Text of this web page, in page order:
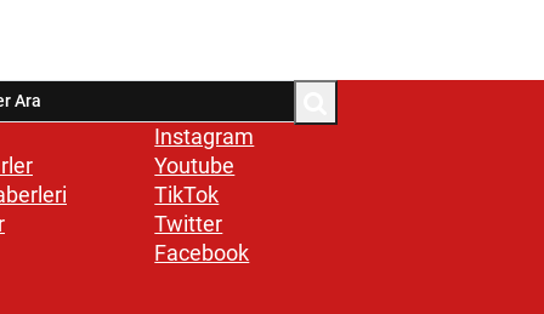
Instagram
Youtube
TikTok
Twitter
Facebook